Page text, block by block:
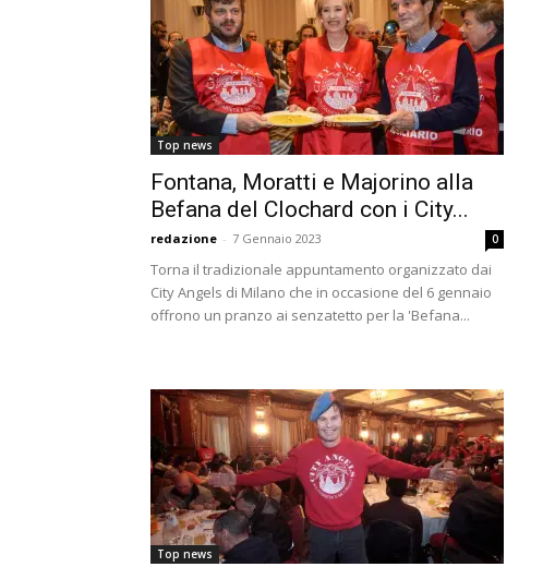
Top news
Fontana, Moratti e Majorino alla
Befana del Clochard con i City...
redazione - 7 Gennaio 2023 0
Torna il tradizionale appuntamento organizzato dai
City Angels di Milano che in occasione del 6 gennaio
offrono un pranzo ai senzatetto per la 'Befana...
Top news